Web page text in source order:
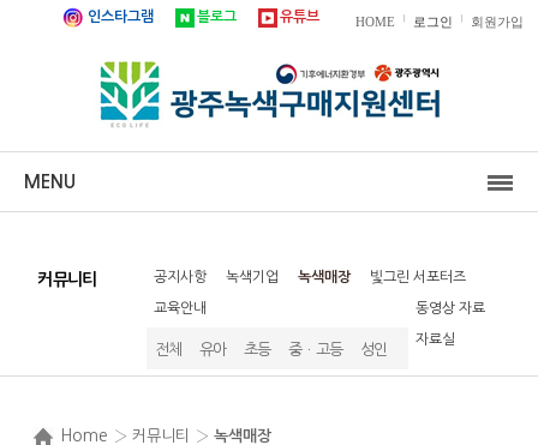
HOME 로그인 회원가입
인스타그램 블로그 유튜브
MENU
커뮤니티 공지사항 녹색기업 녹색매장 빛그린 서포터즈
교육안내
전체 유아 초등 중ㆍ고등 성인
동영상 자료
자료실
Home › 커뮤니티 › 녹색매장